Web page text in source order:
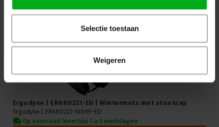
Selectie toestaan
Weigeren
Ergodyne | ER6802ZI-EU | Wintermuts met stootcap
Ergodyne |
ER6802ZI-16899-EU
Op voorraad levertijd 1 a 3 werkdagen